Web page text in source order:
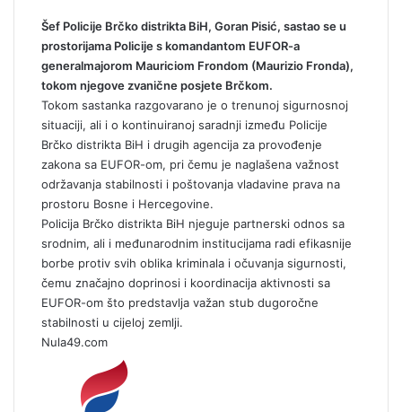
l
Šef Policije Brčko distrikta BiH, Goran Pisić, sastao se u
prostorijama Policije s komandantom EUFOR-a
generalmajorom Mauriciom Frondom (Maurizio Fronda),
tokom njegove zvanične posjete Brčkom.
Tokom sastanka razgovarano je o trenunoj sigurnosnoj
situaciji, ali i o kontinuiranoj saradnji između Policije
Brčko distrikta BiH i drugih agencija za provođenje
zakona sa EUFOR-om, pri čemu je naglašena važnost
održavanja stabilnosti i poštovanja vladavine prava na
prostoru Bosne i Hercegovine.
Policija Brčko distrikta BiH njeguje partnerski odnos sa
srodnim, ali i međunarodnim institucijama radi efikasnije
borbe protiv svih oblika kriminala i očuvanja sigurnosti,
čemu značajno doprinosi i koordinacija aktivnosti sa
EUFOR-om što predstavlja važan stub dugoročne
stabilnosti u cijeloj zemlji.
Nula49.com